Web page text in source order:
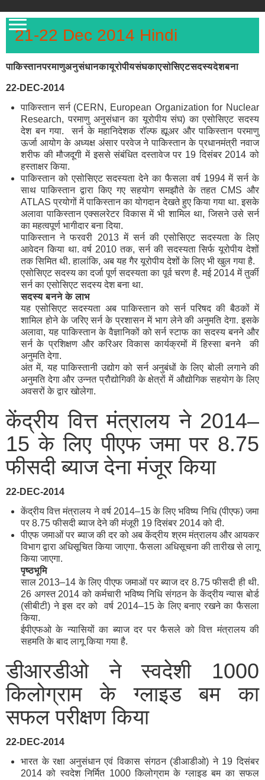
21-22 Dec 2014 Hindi
पाकिस्तानपरमाणुअनुसंधानकायूरोपीयसंघकाएसोसिएटसदस्यदेशबना
22-DEC-2014
पाकिस्तान सर्न (CERN, European Organization for Nuclear
Research, परमाणु अनुसंधान का यूरोपीय संघ) का एसोसिएट सदस्य
देश बन गया. सर्न के महानिदेशक रॉल्फ ह्यूअर और पाकिस्तान परमाणु
ऊर्जा आयोग के अध्यक्ष अंसार परवेज ने पाकिस्तान के प्रधानमंत्री नवाज
शरीफ की मौजदूगी में इससे संबंधित दस्तावेज पर 19 दिसंबर 2014 को
हस्ताक्षर किया.
पाकिस्तान को एसोसिएट सदस्यता देने का फैसला वर्ष 1994 में सर्न के
साथ पाकिस्तान द्वारा किए गए सहयोग समझौते के तहत CMS और
ATLAS प्रयोगों में पाकिस्तान का योगदान देखते हुए किया गया था. इसके
अलावा पाकिस्तान एक्सलरेटर विकास में भी शामिल था, जिसने उसे सर्न
का महत्वपूर्ण भागीदार बना दिया.
पाकिस्तान ने फरवरी 2013 में सर्न की एसोसिएट सदस्यता के लिए
आवेदन किया था. वर्ष 2010 तक, सर्न की सदस्यता सिर्फ यूरोपीय देशों
तक सिमित थी. हालांकि, अब यह गैर यूरोपीय देशों के लिए भी खुल गया है.
एसोसिएट सदस्य का दर्जा पूर्ण सदस्यता का पूर्व चरण है. मई 2014 में तुर्की
सर्न का एसोसिएट सदस्य देश बना था.
सदस्यबननेकेलाभ
यह एसोसिएट सदस्यता अब पाकिस्तान को सर्न परिषद की बैठकों में
शामिल होने के जरिए सर्न के प्रशासन में भाग लेने की अनुमति देगा. इसके
अलावा, यह पाकिस्तान के वैज्ञानिकों को सर्न स्टाफ का सदस्य बनने और
सर्न के प्रशिक्षण और करिअर विकास कार्यक्रमों में हिस्सा बनने की
अनुमति देगा.
अंत में, यह पाकिस्तानी उद्योग को सर्न अनुबंधों के लिए बोली लगाने की
अनुमति देगा और उन्नत प्रौद्योगिकी के क्षेत्रों में औद्योगिक सहयोग के लिए
अवसरों के द्वार खोलेगा.
केंद्रीय वित्त मंत्रालय ने 2014–
15 के लिए पीएफ जमा पर 8.75
फीसदी ब्याज देना मंजूर किया
22-DEC-2014
केंद्रीय वित्त मंत्रालय ने वर्ष 2014–15 के लिए भविष्य निधि (पीएफ) जमा
पर 8.75 फीसदी ब्याज देने की मंजूरी 19 दिसंबर 2014 को दी.
पीएफ जमाओं पर ब्याज की दर को अब केंद्रीय श्रम मंत्रालय और आयकर
विभाग द्वारा अधिसूचित किया जाएगा. फैसला अधिसूचना की तारीख से लागू
किया जाएगा.
पृष्ठभूमि
साल 2013–14 के लिए पीएफ जमाओं पर ब्याज दर 8.75 फीसदी ही थी.
26 अगस्त 2014 को कर्मचारी भविष्य निधि संगठन के केंद्रीय न्यास बोर्ड
(सीबीटी) ने इस दर को वर्ष 2014–15 के लिए बनाए रखने का फैसला
किया.
ईपीएफओ के न्यासियों का ब्याज दर पर फैसले को वित्त मंत्रालय की
सहमति के बाद लागू किया गया है.
डीआरडीओ ने स्वदेशी 1000
किलोग्राम के ग्लाइड बम का
सफल परीक्षण किया
22-DEC-2014
भारत के रक्षा अनुसंधान एवं विकास संगठन (डीआडीओ) ने 19 दिसंबर
2014 को स्वदेश निर्मित 1000 किलोग्राम के ग्लाइड बम का सफल